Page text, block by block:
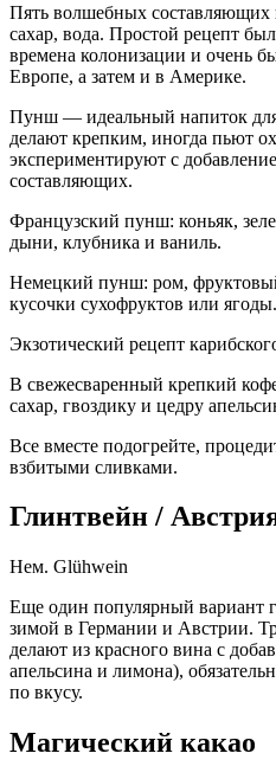
Пять волшебных
сахар, вода. Простой рецепт
времена колонизации и очень
Европе, а затем и в Америке.
Пунш — идеальный напиток для
делают крепким, иногда пьют
экспериментируют с
составляющих.
Французский пунш: коньяк,
дыни, клубника и ваниль.
Немецкий пунш: ром,
кусочки сухофруктов или ягоды.
Экзотический рецепт
В свежесваренный крепкий
сахар, гвоздику и цедру
Все вместе подогрейте,
взбитыми сливками.
Глинтвейн /
Нем. Glühwein
Еще один популярный вариант
зимой в Германии и Австрии.
делают из красного вина с
апельсина и лимона),
по вкусу.
Магический какао